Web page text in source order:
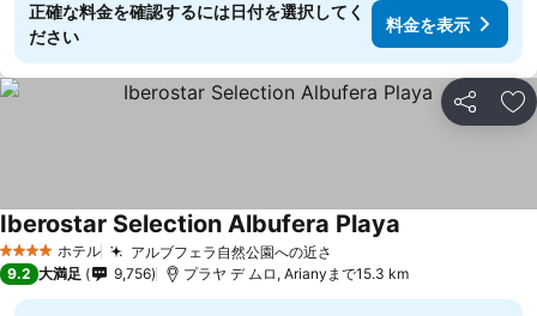
正確な料金を確認するには日付を選択してく
ださい
料金を表示
シェア お
4 ホテルのランク
ホテル アルブフェラ自然公園への近さ
Iberostar Selection Albufera Playa
9.2 大満足 9,756 プラヤ デ ムロ, Arianyまで15.3 km